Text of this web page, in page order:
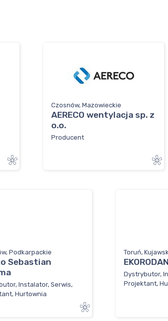
Czosnów, Mazowieckie
AERECO wentylacja sp. z
o.o.
Producent
Podkarpackie
Sebastian
Instalator, Serwis,
Hurtownia
Toruń,
Dystrybutor,
Projektant,